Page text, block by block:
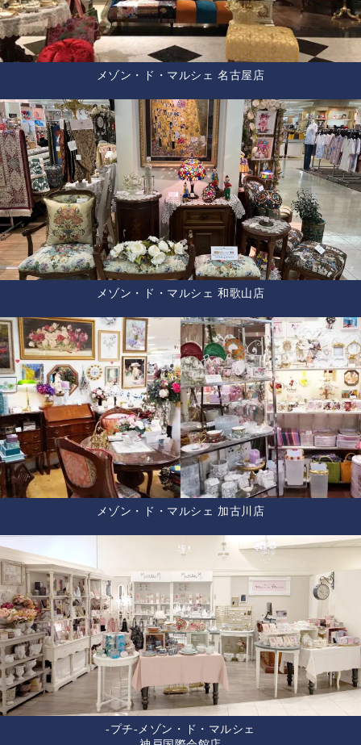
メゾン・ド・マルシェ 名古屋店
メゾン・ド・マルシェ 和歌山店
メゾン・ド・マルシェ 加古川店
-プチ-メゾン・ド・マルシェ